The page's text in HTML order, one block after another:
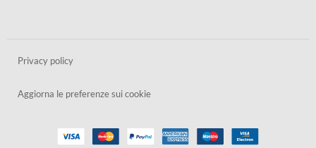
Privacy policy
Aggiorna le preferenze sui cookie